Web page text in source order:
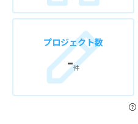
プロジェクト数
-件